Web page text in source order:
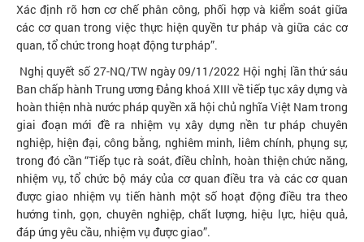
Xác định rõ hơn cơ chế phân công, phối hợp và kiểm soát giữa
các cơ quan trong việc thực hiện quyền tư pháp và giữa các cơ
quan, tổ chức trong hoạt động tư pháp”.
Nghị quyết số 27-NQ/TW ngày 09/11/2022 Hội nghị lần thứ sáu
Ban chấp hành Trung ương Đảng khoá XIII về tiếp tục xây dựng và
hoàn thiện nhà nước pháp quyền xã hội chủ nghĩa Việt Nam trong
giai đoạn mới đề ra nhiệm vụ xây dựng nền tư pháp chuyên
nghiệp, hiện đại, công bằng, nghiêm minh, liêm chính, phụng sự,
trong đó cần “Tiếp tục rà soát, điều chỉnh, hoàn thiện chức năng,
nhiệm vụ, tổ chức bộ máy của cơ quan điều tra và các cơ quan
được giao nhiệm vụ tiến hành một số hoạt động điều tra theo
hướng tinh, gọn, chuyên nghiệp, chất lượng, hiệu lực, hiệu quả,
đáp ứng yêu cầu, nhiệm vụ được giao”.